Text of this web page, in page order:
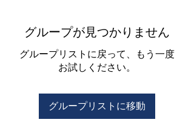
グループが見つかりません
グループリストに戻って、もう一度
お試しください。
グループリストに移動